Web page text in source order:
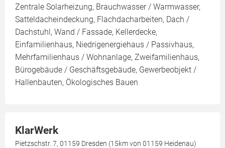
Zentrale Solarheizung, Brauchwasser / Warmwasser,
Satteldacheindeckung, Flachdacharbeiten, Dach /
Dachstuhl, Wand / Fassade, Kellerdecke,
Einfamilienhaus, Niedrigenergiehaus / Passivhaus,
Mehrfamilienhaus / Wohnanlage, Zweifamilienhaus,
Bürogebäude / Geschäftsgebäude, Gewerbeobjekt /
Hallenbauten, Ökologisches Bauen
KlarWerk
Pietzschstr. 7, 01159 Dresden (15km von 01159 Heidenau)